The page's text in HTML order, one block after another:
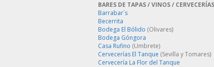
BARES DE TAPAS / VINOS / CERVECERÍAS
Barrabar´s
Becerrita
Bodega El Bólido (Olivares)
Bodega Góngora
Casa Rufino (Umbrete)
Cervecerías El Tanque (Sevilla y Tomares)
Cervecería La Flor del Tanque